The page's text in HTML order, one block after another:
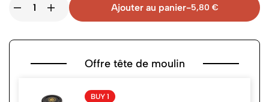
Ajouter au panier-5,80 €
Offre tête de moulin
BUY 1